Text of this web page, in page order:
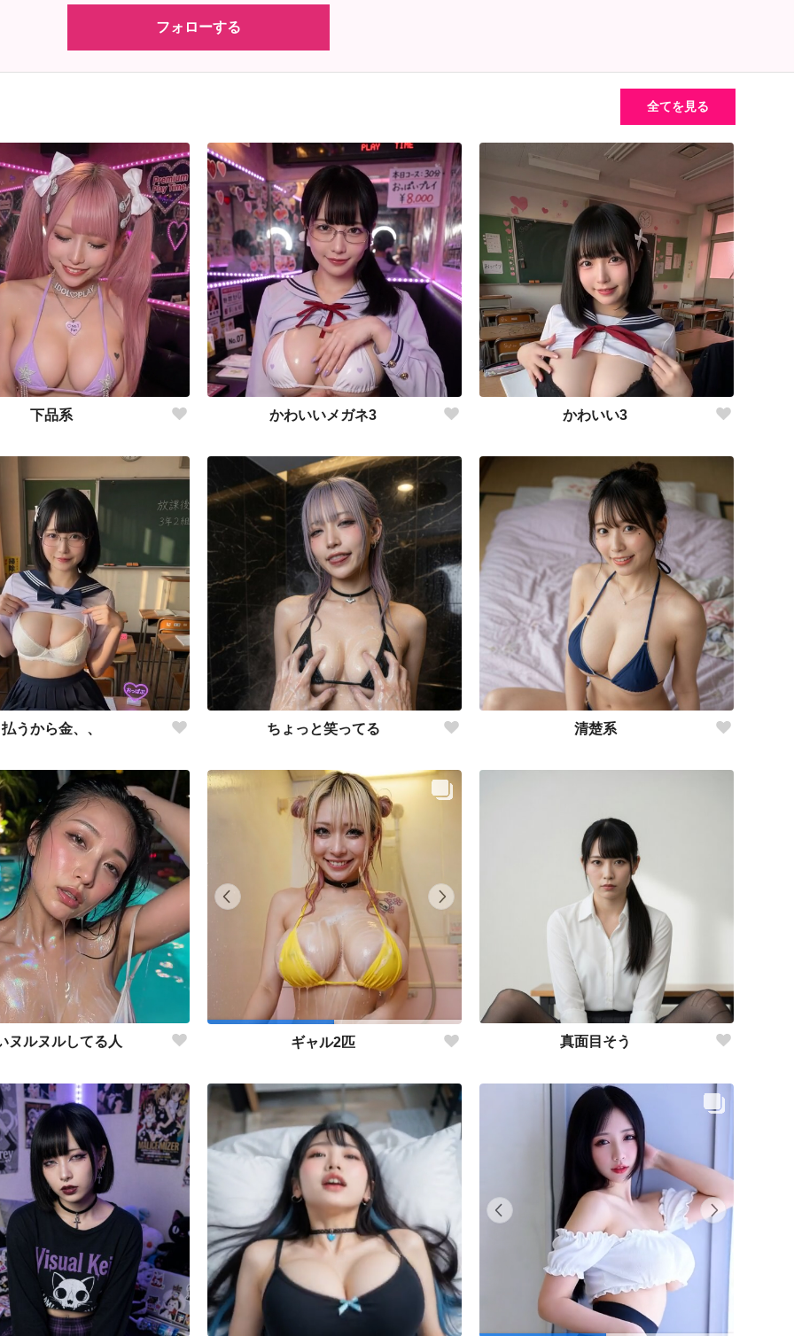
フォローする
全てを見る
下品系 かわいいメガネ3 かわいい3
払うから金、、 ちょっと笑ってる 清楚系
ヌルヌルしてる人 ギャル2匹 真面目そう